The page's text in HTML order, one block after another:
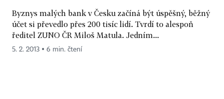
Byznys malých bank v Česku začíná být úspěšný, běžný
účet si převedlo přes 200 tisíc lidí. Tvrdí to alespoň
ředitel ZUNO ČR Miloš Matula. Jedním...
5. 2. 2013 ▪ 6 min. čtení